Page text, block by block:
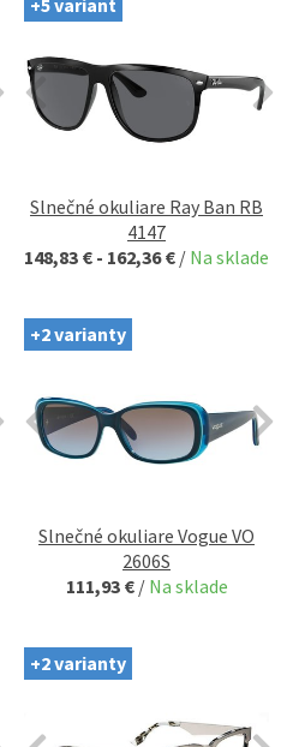
+5 variant
Slnečné okuliare Ray Ban RB
4147
148,83 € - 162,36 € / Na sklade
+2 varianty
Slnečné okuliare Vogue VO
2606S
111,93 € / Na sklade
+2 varianty